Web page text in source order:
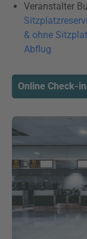
Veranstalter
& ohne
Abflug
Online Check-in